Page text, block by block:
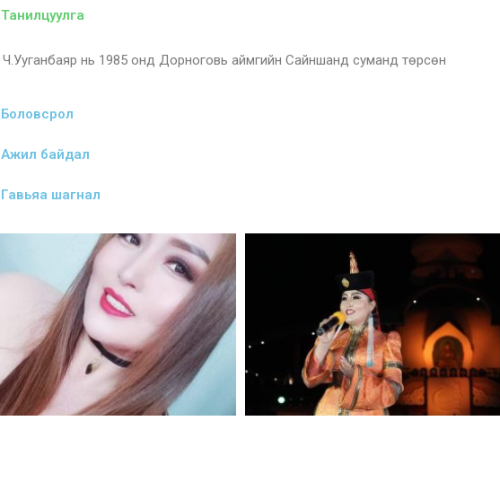
Танилцуулга
Ч.Ууганбаяр нь 1985 онд Дорноговь аймгийн Сайншанд суманд төрсөн
Боловсрол
Ажил байдал
Гавьяа шагнал